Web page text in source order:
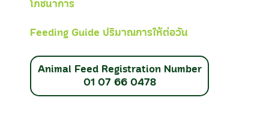
โภชนาการ
Feeding Guide ปริมาณการให้ต่อวัน
Animal Feed Registration Number
01 07 66 0478